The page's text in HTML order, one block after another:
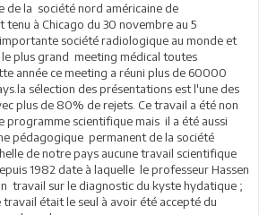
de la société nord américaine de
tenu à Chicago du 30 novembre au 5
société radiologique au monde et
plus grand meeting médical toutes
année ce meeting a réuni plus de 60000
sélection des présentations est l'une des
plus de 80% de rejets. Ce travail a été non
programme scientifique mais il a été aussi
pédagogique permanent de la société
de notre pays aucune travail scientifique
1982 date à laquelle le professeur Hassen
travail sur le diagnostic du kyste hydatique ;
était le seul à avoir été accepté du